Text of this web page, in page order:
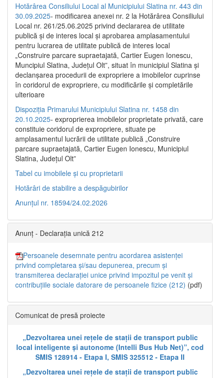
Hotărârea Consiliului Local al Municipiului Slatina nr. 443 din
30.09.2025- modificarea anexei nr. 2 la Hotărârea Consiliului
Local nr. 261/25.06.2025 privind declararea de utilitate
publică şi de interes local şi aprobarea amplasamentului
pentru lucrarea de utilitate publică de interes local
„Construire parcare supraetajată, Cartier Eugen Ionescu,
Muncipiul Slatina, Judeţul Olt”, situat în municipiul Slatina şi
declanşarea procedurii de expropriere a imobilelor cuprinse
în coridorul de expropriere, cu modificările şi completările
ulterioare
Dispoziția Primarului Municipiului Slatina nr. 1458 din
20.10.2025- exproprierea imobilelor proprietate privată, care
constituie coridorul de expropriere, situate pe
amplasamentul lucrării de utilitate publică „Construire
parcare supraetajată, Cartier Eugen Ionescu, Municipiul
Slatina, Județul Olt”
Tabel cu imobilele și cu proprietarii
Hotărâri de stabilire a despăgubirilor
Anunțul nr. 18594/24.02.2026
Anunț - Declarația unică 212
Persoanele desemnate pentru acordarea asistenței
privind completarea și/sau depunerea, precum și
transmiterea declarației unice privind impozitul pe venit și
contribuțiile sociale datorare de persoanele fizice (212) (pdf)
Comunicat de presă proiecte
„Dezvoltarea unei rețele de stații de transport public
local inteligente și autonome (Intelli Bus Hub Net)”, cod
SMIS 128914 - Etapa I, SMIS 325512 - Etapa II
„Dezvoltarea unei rețele de stații de transport public